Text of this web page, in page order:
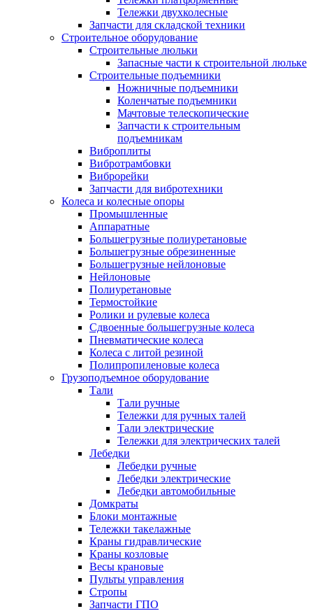
Тележки двухколесные
Запчасти для складской техники
Строительное оборудование
Строительные люльки
Запасные части к строительной люльке
Строительные подъемники
Ножничные подъемники
Коленчатые подъемники
Мачтовые телескопические
Запчасти к строительным
подъемникам
Виброплиты
Вибротрамбовки
Виброрейки
Запчасти для вибротехники
Колеса и колесные опоры
Промышленные
Аппаратные
Большегрузные полиуретановые
Большегрузные обрезиненные
Большегрузные нейлоновые
Нейлоновые
Полиуретановые
Термостойкие
Ролики и рулевые колеса
Сдвоенные большегрузные колеса
Пневматические колеса
Колеса с литой резиной
Полипропиленовые колеса
Грузоподъемное оборудование
Тали
Тали ручные
Тележки для ручных талей
Тали электрические
Тележки для электрических талей
Лебедки
Лебедки ручные
Лебедки электрические
Лебедки автомобильные
Домкраты
Блоки монтажные
Тележки такелажные
Краны гидравлические
Краны козловые
Весы крановые
Пульты управления
Стропы
Запчасти ГПО